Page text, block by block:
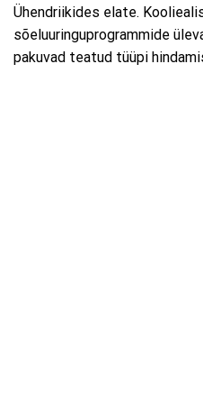
Ühendriikides elate.
sõeluuringuprogrammide
pakuvad teatud tüüpi